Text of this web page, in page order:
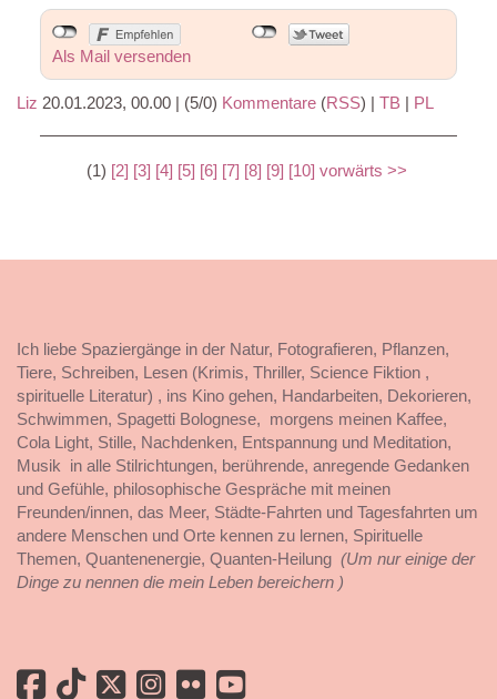
Als Mail versenden
Liz 20.01.2023, 00.00 | (5/0) Kommentare (RSS) | TB | PL
(1) [2] [3] [4] [5] [6] [7] [8] [9] [10] vorwärts >>
Ich liebe Spaziergänge in der Natur, Fotografieren, Pflanzen,
Tiere, Schreiben, Lesen (Krimis, Thriller, Science Fiktion ,
spirituelle Literatur) , ins Kino gehen, Handarbeiten, Dekorieren,
Schwimmen, Spagetti Bolognese, morgens meinen Kaffee,
Cola Light, Stille, Nachdenken, Entspannung und Meditation,
Musik in alle Stilrichtungen, berührende, anregende Gedanken
und Gefühle, philosophische Gespräche mit meinen
Freunden/innen, das Meer, Städte-Fahrten und Tagesfahrten um
andere Menschen und Orte kennen zu lernen, Spirituelle
Themen, Quantenenergie, Quanten-Heilung (Um nur einige der
Dinge zu nennen die mein Leben bereichern )